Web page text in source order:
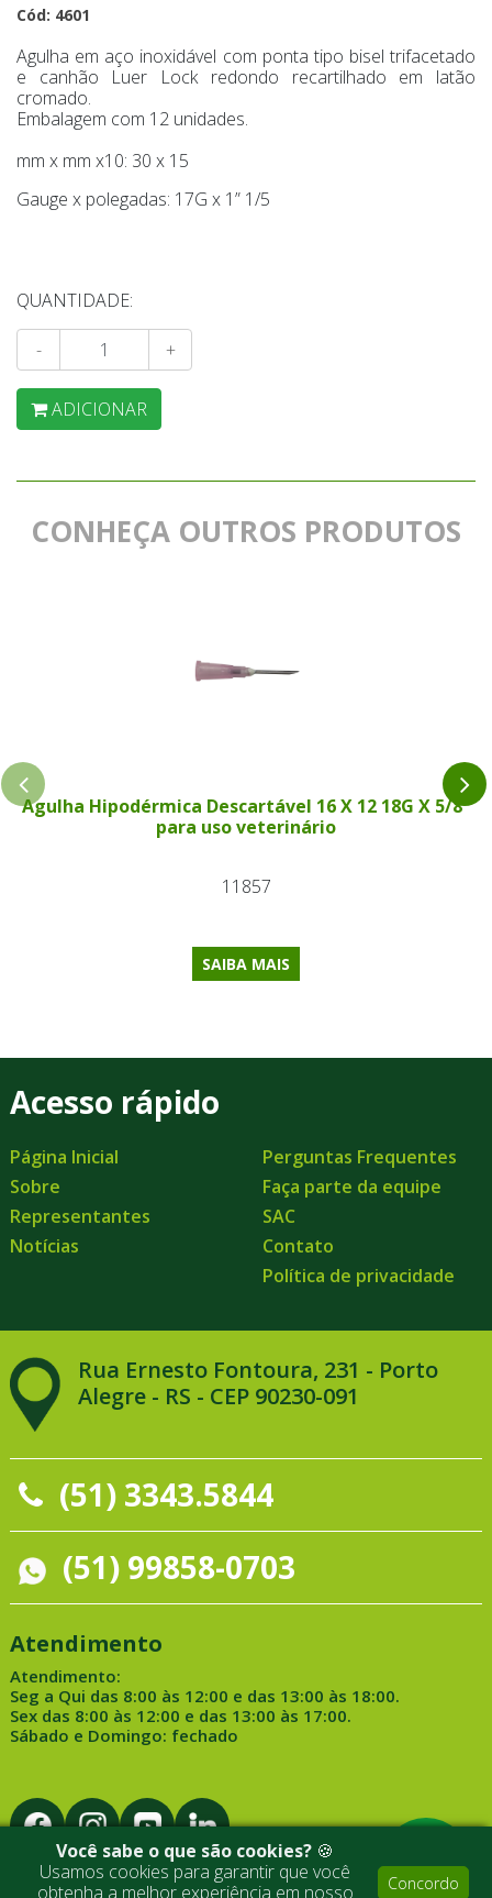
Cód: 4601
Agulha em aço inoxidável com ponta tipo bisel trifacetado
e canhão Luer Lock redondo recartilhado em latão
cromado.
Embalagem com 12 unidades.
mm x mm x10: 30 x 15
Gauge x polegadas: 17G x 1” 1/5
QUANTIDADE:
- +
ADICIONAR
CONHEÇA OUTROS PRODUTOS
Agulha Hipodérmica Descartável 16 X 12 18G X 5/8"
para uso veterinário
11857
SAIBA MAIS
Acesso rápido
Página Inicial
Sobre
Representantes
Notícias
Perguntas Frequentes
Faça parte da equipe
SAC
Contato
Política de privacidade
Rua Ernesto Fontoura, 231 - Porto
Alegre - RS - CEP 90230-091
(51) 3343.5844
(51) 99858-0703
Atendimento
Atendimento:
Seg a Qui das 8:00 às 12:00 e das 13:00 às 18:00.
Sex das 8:00 às 12:00 e das 13:00 às 17:00.
Sábado e Domingo: fechado
Você sabe o que são cookies? 🍪
Usamos cookies para garantir que você
obtenha a melhor experiência em nosso
Concordo